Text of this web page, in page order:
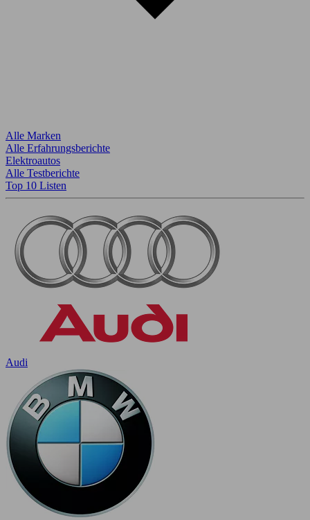
Alle Marken
Alle Erfahrungsberichte
Elektroautos
Alle Testberichte
Top 10 Listen
Audi